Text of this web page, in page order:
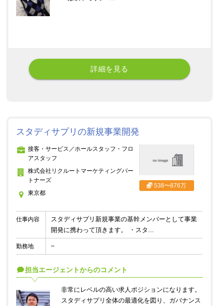
詳細を見る
スタディサプリの新規事業開発
接客・サービス／ホールスタッフ・フロ
アスタッフ
株式会社リクルートマーケティングパー
トナーズ
東京都
538〜876万
仕事内容
スタディサプリ新規事業の基幹メンバーとして事業
開発に携わって頂きます。 ・スタ...
勤務地 −
担当エージェントからのコメント
非常にレベルの高い求人ポジションになります。
スタディサプリ全体の最適化を図り、ガバナンス